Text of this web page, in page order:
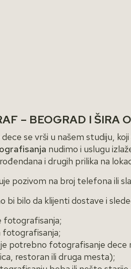
– BEOGRAD I ŠIRA
se vrši u našem studiju,
nudimo i uslugu
i drugih prilika na
pozivom na broj telefona ili
bi bilo da klijenti dostave i
fotografisanja;
fotografisanja;
potrebno fotografisanje dece
restoran ili druga mesta);